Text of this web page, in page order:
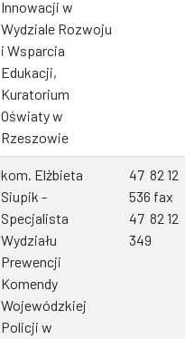
Innowacji w
Wydziale Rozwoju
i Wsparcia
Edukacji,
Kuratorium
Oświaty w
Rzeszowie
kom. Elżbieta
Siupik -
Specjalista
Wydziału
Prewencji
Komendy
Wojewódzkiej
Policji w
47 82 12
536 fax
47 82 12
349